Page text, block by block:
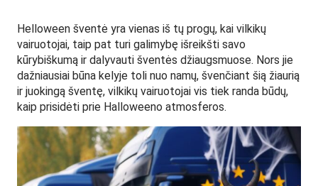
Helloween šventė yra vienas iš tų progų, kai vilkikų
vairuotojai, taip pat turi galimybę išreikšti savo
kūrybiškumą ir dalyvauti šventės džiaugsmuose. Nors jie
dažniausiai būna kelyje toli nuo namų, švenčiant šią žiaurią
ir juokingą šventę, vilkikų vairuotojai vis tiek randa būdų,
kaip prisidėti prie Halloweeno atmosferos.